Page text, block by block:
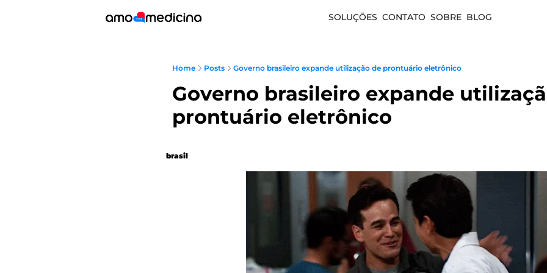
SOLUÇÕES CONTATO SOBRE BLOG
Home Posts Governo brasileiro expande utilização de prontuário eletrônico
Governo brasileiro expande
prontuário eletrônico
brasil